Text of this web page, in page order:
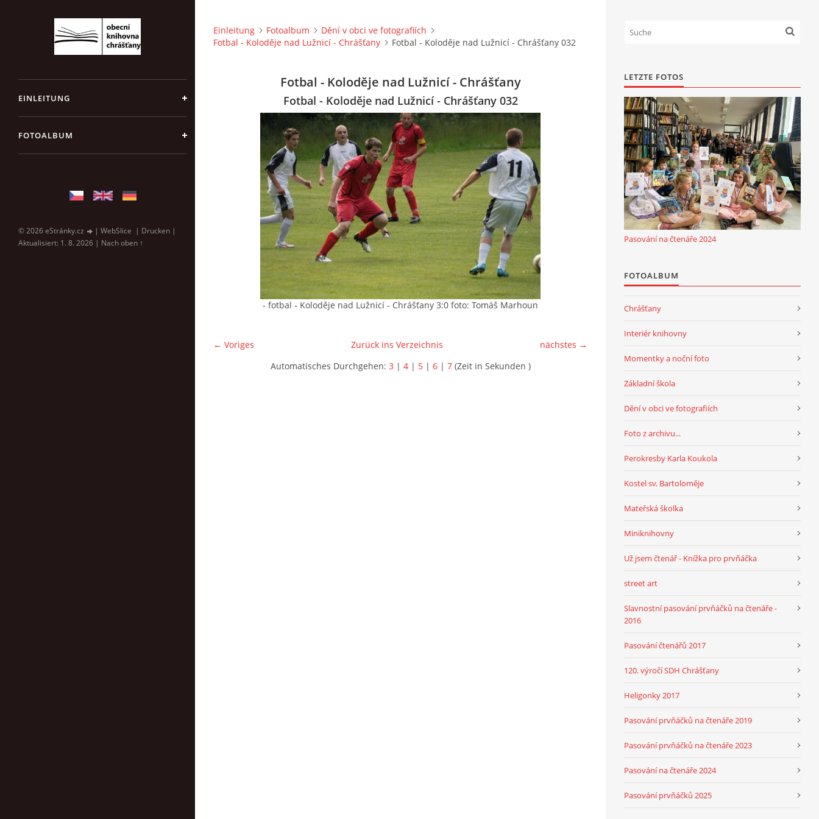
EINLEITUNG
FOTOALBUM
© 2026 eStránky.cz | WebSlice | Drucken |
Aktualisiert: 1. 8. 2026 | Nach oben ↑
Einleitung Fotoalbum
Dění v obci ve fotografiích
Fotbal - Koloděje nad Lužnicí - Chrášťany
Fotbal - Koloděje nad Lužnicí - Chrášťany 032
Fotbal - Koloděje nad Lužnicí - Chrášťany
Fotbal - Koloděje nad Lužnicí - Chrášťany 032
- fotbal - Koloděje nad Lužnicí - Chrášťany 3:0 foto: Tomáš Marhoun
← Voriges nächstes →
Zurück ins Verzeichnis
Automatisches Durchgehen: 3| 4| 5| 6| 7(Zeit in Sekunden )
LETZTE FOTOS
Pasování na čtenáře 2024
FOTOALBUM
Chrášťany
Interiér knihovny
Momentky a noční foto
Základní škola
Dění v obci ve fotografiích
Foto z archivu...
Perokresby Karla Koukola
Kostel sv. Bartoloměje
Mateřská školka
Miniknihovny
Už jsem čtenář - Knížka pro prvňáčka
street art
Slavnostní pasování prvňáčků na čtenáře -
2016
Pasování čtenářů 2017
120. výročí SDH Chrášťany
Heligonky 2017
Pasování prvňáčků na čtenáře 2019
Pasování prvňáčků na čtenáře 2023
Pasování na čtenáře 2024
Pasování prvňáčků 2025